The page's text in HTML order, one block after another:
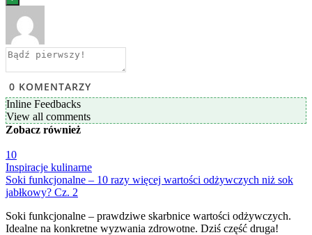
0 KOMENTARZY
Inline Feedbacks
View all comments
Zobacz również
10
Inspiracje kulinarne
Soki funkcjonalne – 10 razy więcej wartości odżywczych niż sok
jabłkowy? Cz. 2
Soki funkcjonalne – prawdziwe skarbnice wartości odżywczych.
Idealne na konkretne wyzwania zdrowotne. Dziś część druga!